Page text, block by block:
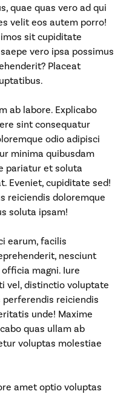
quae quas vero ad qui
velit eos autem porro!
sit cupiditate
vero ipsa possimus
Placeat
ab labore. Explicabo
sint consequatur
odio adipisci
minima quibusdam
pariatur et soluta
Eveniet, cupiditate sed!
reiciendis doloremque
soluta ipsam!
earum, facilis
nesciunt
magni. Iure
vel, distinctio voluptate
reiciendis
unde! Maxime
quas ullam ab
voluptas molestiae
amet optio voluptas